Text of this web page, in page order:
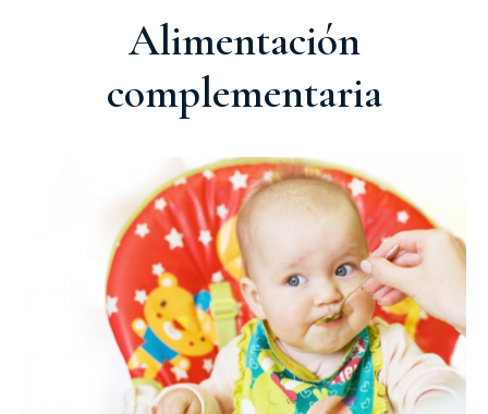
Alimentación
complementaria